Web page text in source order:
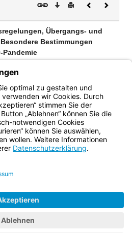
Download
DruckenVorheriges
Übergangs- und
Bestimmungen
Pandemie
(§§ 120–122)
der COVID-19-Pandemie (§§ 123–